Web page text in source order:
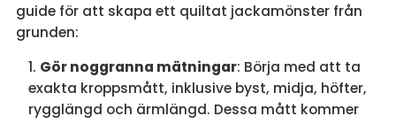
guide för att skapa ett quiltat jackamönster från
grunden:
Gör noggranna mätningar: Börja med att ta
exakta kroppsmått, inklusive byst, midja, höfter,
rygglängd och ärmlängd. Dessa mått kommer